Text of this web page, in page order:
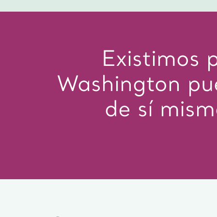
Existimos
Washington
de sí